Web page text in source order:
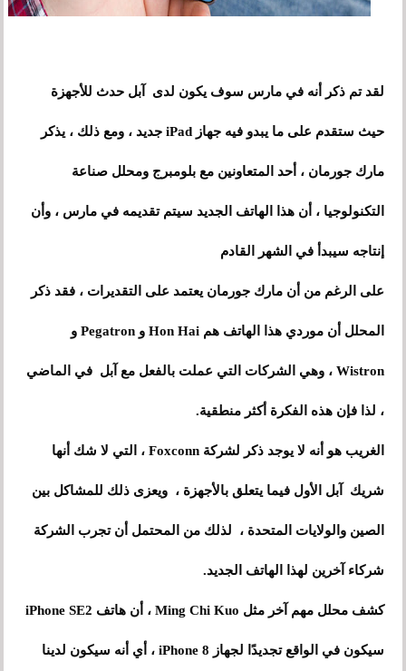
لقد تم ذكر أنه في مارس سوف يكون لدى آبل حدث للأجهزة
حيث ستقدم على ما يبدو فيه جهاز iPad جديد ، ومع ذلك ، يذكر
مارك جورمان ، أحد المتعاونين مع بلومبرج ومحلل صناعة
التكنولوجيا ، أن هذا الهاتف الجديد سيتم تقديمه في مارس ، وأن
إنتاجه سيبدأ في الشهر القادم
على الرغم من أن مارك جورمان يعتمد على التقديرات ، فقد ذكر
المحلل أن موردي هذا الهاتف هم Hon Hai و Pegatron و
Wistron ، وهي الشركات التي عملت بالفعل مع آبل في الماضي
، لذا فإن هذه الفكرة أكثر منطقية.
الغريب هو أنه لا يوجد ذكر لشركة Foxconn ، التي لا شك أنها
شريك آبل الأول فيما يتعلق بالأجهزة ، ويعزى ذلك للمشاكل بين
الصين والولايات المتحدة ، لذلك من المحتمل أن تجرب الشركة
شركاء آخرين لهذا الهاتف الجديد.
كشف محلل مهم آخر مثل Ming Chi Kuo ، أن هاتف iPhone SE2
سيكون في الواقع تجديدًا لجهاز iPhone 8 ، أي أنه سيكون لدينا